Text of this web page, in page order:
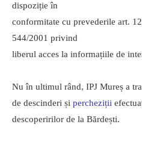
dispoziție în
conformitate cu prevederile art.
544/2001 privind
liberul acces la informațiile de
Nu în ultimul rând, IPJ Mureș a
de descinderi și percheziții
descoperirilor de la Bărdești.